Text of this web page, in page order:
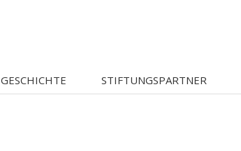
GESCHICHTE STIFTUNGSPARTNER